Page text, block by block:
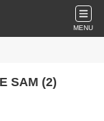
MENU
SAM (2)